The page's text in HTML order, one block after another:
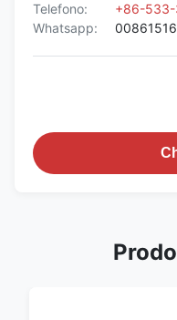
Telefono:
+86-533-
Whatsapp: